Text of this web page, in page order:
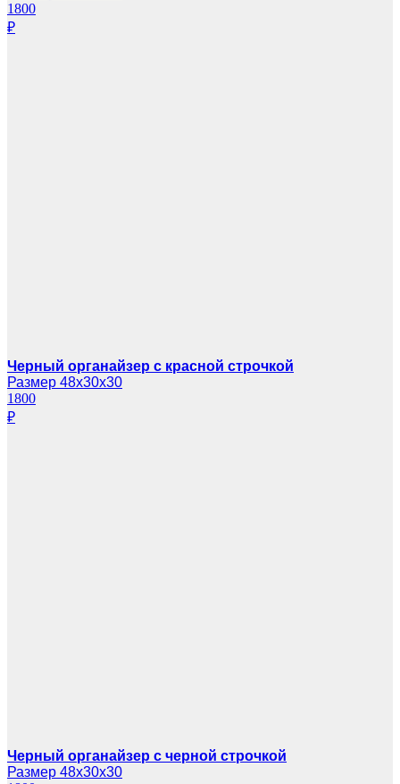
1800
₽
Черный органайзер с красной строчкой
Размер 48х30х30
1800
₽
Черный органайзер с черной строчкой
Размер 48х30х30